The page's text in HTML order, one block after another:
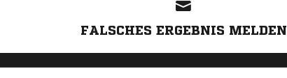
FALSCHES ERGEBNIS MELDEN